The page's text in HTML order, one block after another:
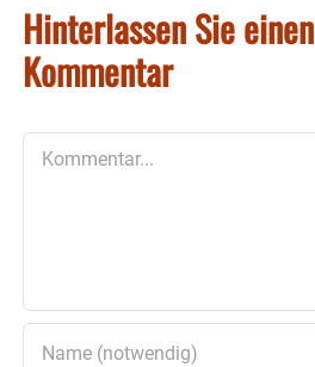
Hinterlassen Sie einen
Kommentar